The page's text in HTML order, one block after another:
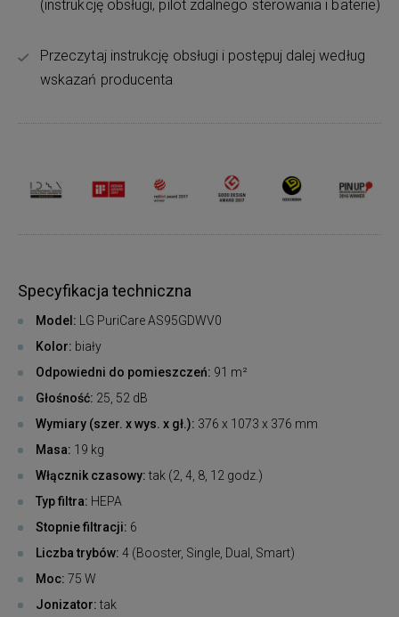
(instrukcję obsługi, pilot zdalnego sterowania i baterie)
Przeczytaj instrukcję obsługi i postępuj dalej według
wskazań producenta
Specyfikacja techniczna
Model: LG PuriCare AS95GDWV0
Kolor: biały
Odpowiedni do pomieszczeń: 91 m²
Głośność: 25, 52 dB
Wymiary (szer. x wys. x gł.): 376 x 1073 x 376 mm
Masa: 19 kg
Włącznik czasowy:tak (2, 4, 8, 12 godz.)
Typ filtra: HEPA
Stopnie filtracji: 6
Liczba trybów: 4 (Booster, Single, Dual, Smart)
Moc: 75 W
Jonizator:tak